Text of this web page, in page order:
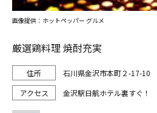
厳選鶏料理 焼酎充実
石川県金沢市本町２-17-10
金沢駅日航ホテル裏すぐ！
画像提供：ホットペッパー グルメ